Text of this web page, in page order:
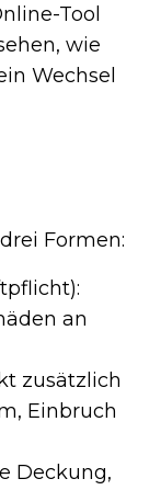
Tool
wie
Wechsel
Formen:
an
zusätzlich
Einbruch
Deckung,